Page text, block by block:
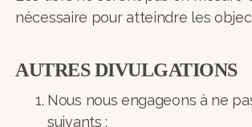
nécessaire pour atteindre les
AUTRES DIVULGATIONS
Nous nous engageons à ne
suivants :